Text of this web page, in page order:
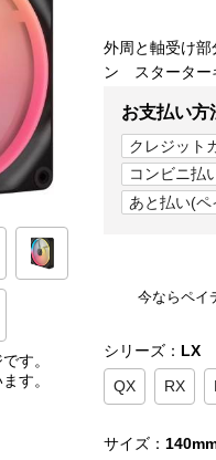
す。
す。
外周と軸受け
ン スターター
お支払い方
クレジット
コンビニ払
あと払い(ペ
今ならペイ
シリーズ： LX
QX RX
サイズ：